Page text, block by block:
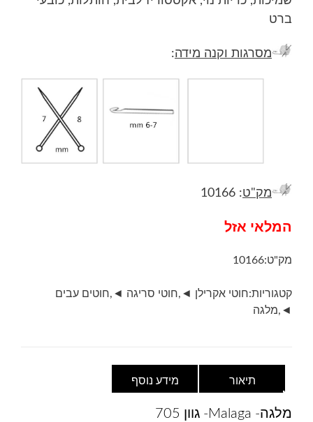
ברט
מסרגות וקנה מידה:
מק"ט: 10166
המלאי אזל
מק"ט:10166
קטגוריות:חוטי אקרילן ◄ ,חוטי סריגה ◄ ,חוטים עבים
◄
,מלגה
תיאור מידע נוסף
מלגה- Malaga- גוון 705